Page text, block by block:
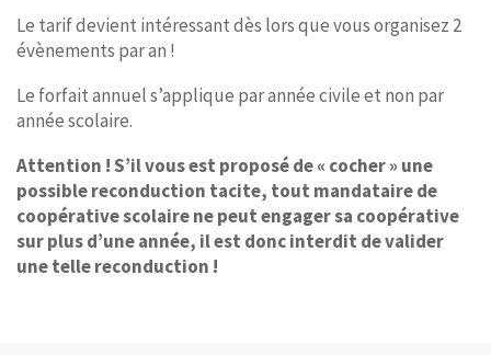
Le tarif devient intéressant dès lors que vous organisez 2
évènements par an !
Le forfait annuel s’applique par année civile et non par
année scolaire.
Attention ! S’il vous est proposé de « cocher » une
possible reconduction tacite, tout mandataire de
coopérative scolaire ne peut engager sa coopérative
sur plus d’une année, il est donc interdit de valider
une telle reconduction !